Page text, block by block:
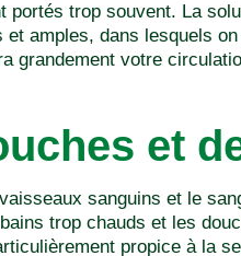
portés trop souvent. La
amples, dans lesquels
grandement votre
et
sanguins et le
trop chauds et les
propice à la